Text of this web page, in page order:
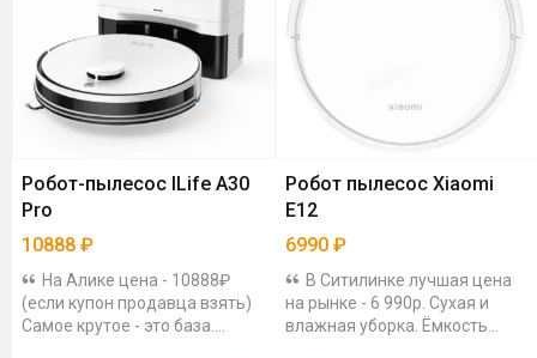
Робот-пылесос ILife A30
Pro
10888 ₽
На Алике цена - 10888₽
(если купон продавца взять)
Самое крутое - это база.
Робот пылесос Xiaomi
E12
6990 ₽
В Ситилинке лучшая цена
на рынке - 6 990р. Сухая и
влажная уборка. Ёмкость